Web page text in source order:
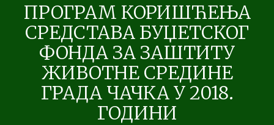
ПРОГРАМ КОРИШЋЕЊА
СРЕДСТАВА БУЏЕТСКОГ
ФОНДА ЗА ЗАШТИТУ
ЖИВОТНЕ СРЕДИНЕ
ГРАДА ЧАЧКА У 2018.
ГОДИНИ